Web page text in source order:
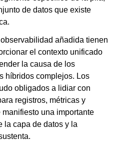
de datos que existe
añadida tienen
el contexto unificado
la causa de los
híbridos complejos. Los
obligados a lidiar con
registros, métricas y
una importante
la capa de datos y la